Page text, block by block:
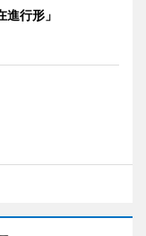
行形」